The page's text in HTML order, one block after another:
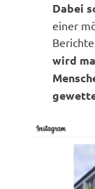
Dabei
einer
wird